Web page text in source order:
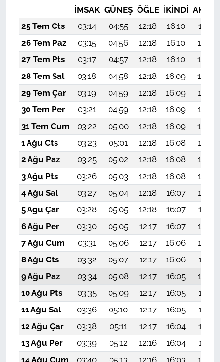
İMSAK GÜNEŞ ÖĞLE İKINDI
25 Tem Cts
03:14 04:55 12:18 16:10
19:31
26 Tem Paz
03:15 04:56 12:18 16:10
19:30
27 Tem Pts
03:17 04:57 12:18 16:10
19:29
28 Tem Sal
03:18 04:58 12:18 16:09
19:28
29 Tem Çar
03:19 04:59 12:18 16:09
19:27
30 Tem Per
03:21 04:59 12:18 16:09
19:27
31 Tem Cum
03:22 05:00 12:18 16:09
19:26
1 Ağu Cts
03:23 05:01 12:18 16:08
19:25
2 Ağu Paz
03:25 05:02 12:18 16:08
19:24
3 Ağu Pts
03:26 05:03 12:18 16:08
19:23
4 Ağu Sal
03:27 05:04 12:18 16:07
19:22
5 Ağu Çar
03:28 05:05 12:18 16:07
19:21
6 Ağu Per
03:30 05:05 12:17 16:07
19:19
7 Ağu Cum
03:31 05:06 12:17 16:06
19:18
8 Ağu Cts
03:32 05:07 12:17 16:06
19:17
9 Ağu Paz
03:34 05:08 12:17 16:05
19:16
10 Ağu Pts
03:35 05:09 12:17 16:05
19:15
11 Ağu Sal
03:36 05:10 12:17 16:05
19:14
12 Ağu Çar
03:38 05:11 12:17 16:04
19:12
13 Ağu Per
03:39 05:12 12:16 16:04
19:11
14 Ağu Cum
03:40 05:13 12:16 16:03
19:10